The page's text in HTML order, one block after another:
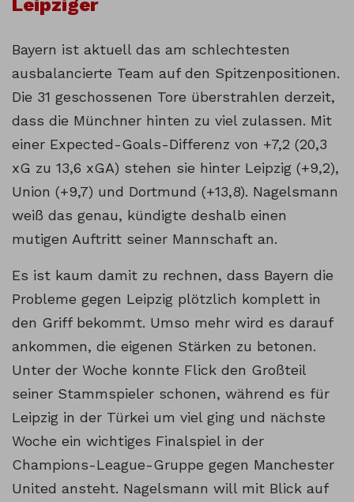
Leipziger
Bayern ist aktuell das am schlechtesten
ausbalancierte Team auf den Spitzenpositionen.
Die 31 geschossenen Tore überstrahlen derzeit,
dass die Münchner hinten zu viel zulassen. Mit
einer Expected-Goals-Differenz von +7,2 (20,3
xG zu 13,6 xGA) stehen sie hinter Leipzig (+9,2),
Union (+9,7) und Dortmund (+13,8). Nagelsmann
weiß das genau, kündigte deshalb einen
mutigen Auftritt seiner Mannschaft an.
Es ist kaum damit zu rechnen, dass Bayern die
Probleme gegen Leipzig plötzlich komplett in
den Griff bekommt. Umso mehr wird es darauf
ankommen, die eigenen Stärken zu betonen.
Unter der Woche konnte Flick den Großteil
seiner Stammspieler schonen, während es für
Leipzig in der Türkei um viel ging und nächste
Woche ein wichtiges Finalspiel in der
Champions-League-Gruppe gegen Manchester
United ansteht. Nagelsmann will mit Blick auf